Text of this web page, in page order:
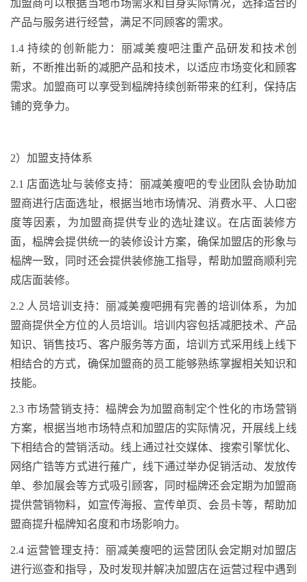
加盟商可以根据当地市场需求和自身实际情况，选择适合的
产品与服务进行经营，满足不同顾客的需求。
1.4持续的创新能力：丽减美瘦吧注重产品研发和技术创
新，不断推出新的减肥产品和技术，以适应市场变化和顾客
需求。加盟商可以享受到 榀牌持续创新带来的红利，保持店
铺的竞争力。
2） 加盟支持体系
2.1 店面选址与装修支持：丽减美瘦吧的专业团队会协助加
盟商进行店面选址，根据当地市场情况、消费水平、人口密
度等因素，为加盟商提供专业的选址建议。在店面装修方
面，榀牌会提供统一的装修设计方案，确保加盟店的形象与
榀牌一致，同时还会提供装修施工指导，帮助加盟商顺利完
成店面装修。
2.2 人员培训支持：丽减美瘦吧拥有完善的培训体系，为加
盟商提供全方位的人员培训。培训内容包括减肥技术、产品
知识、销售技巧、客户服务等方面，培训方式采用线上线下
相结合的方式，确保加盟商的员工能够熟练掌握相关知识和
技能。
2.3市场营销支持：榀牌会为加盟商制定个性化的市场营销
方案，根据当地市场特点和加盟店的实际情况，开展线上线
下相结合的营销活动。线上通过社交媒体、搜索引擎忧化、
网络广锆等方式进行蓷广，线下通过举办促销活动、发放传
单、参加展会等方式吸引顾客，同时榀牌还会定期为加盟商
提供营销物料，如宣传海报、宣传单页、会员卡等，帮助加
盟商提升榀牌知名度和市场影响力。
2.4运营管理支持：丽减美瘦吧的运营团队会定期对加盟店
进行巡查和指导，及时发现并解决加盟店在运营过程中遇到